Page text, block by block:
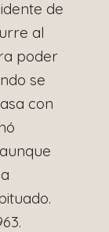
de
al
poder
se
con